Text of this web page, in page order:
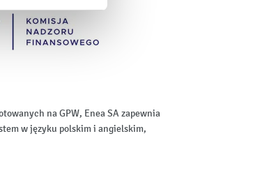
na GPW, Enea SA zapewnia
w języku polskim i angielskim,